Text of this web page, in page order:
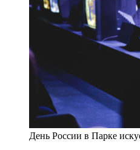
День России в Парке